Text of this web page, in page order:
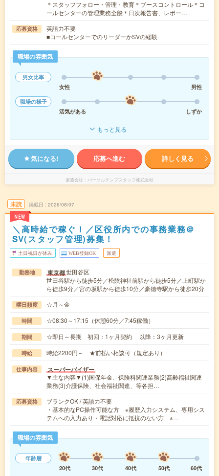
＊スタッフフォロー・管理・教育＊ブースコントロール＊コ
ールセンターの管理業務全般＊日次報告書、レポー…
応募資格
英語力不要
■コールセンターでのリーダーかSVの経験
職場の雰囲気
男女比率
女性
男性
職場の様子
活気がある
しずか
もっと見る
気になる! 応募へ進む 詳しく見る
派遣会社 パーソルテンプスタッフ株式会社
未読
NEW
掲載日 2026/08/07
＼高時給で稼ぐ！／区役所内での事務業務＠
SV(スタッフ管理)募集！
土日祝日が休み WEB登録OK 派遣
勤務地 東京都世田谷区
世田谷駅から徒歩5分／松陰神社前駅から徒歩5分／上町駅か
ら徒歩9分／宮の坂駅から徒歩10分／豪徳寺駅から徒歩20分
曜日頻度 ☆月～金
時間 ☆08:30～17:15（休憩60分／7:45稼働）
期間 ☆即日～長期 初回：1ヶ月契約 以降：3ヶ月更新
時給 時給2200円～ ★前払い相談可（規定あり）
仕事内容 スーパーバイザー
▼主な内容▼(1)国保年金、保険料関連業務(2)高齢福祉関連
業務(3)介護保険、社会福祉関連、等各担…
応募資格
ブランクOK / 英語力不要
・基本的なPC操作可能な方 ※履歴入力システム、専用シス
テムへの入力あり・電話対応に抵抗のない方 ※…
職場の雰囲気
年齢層
20代
30代 40代 50代
60代